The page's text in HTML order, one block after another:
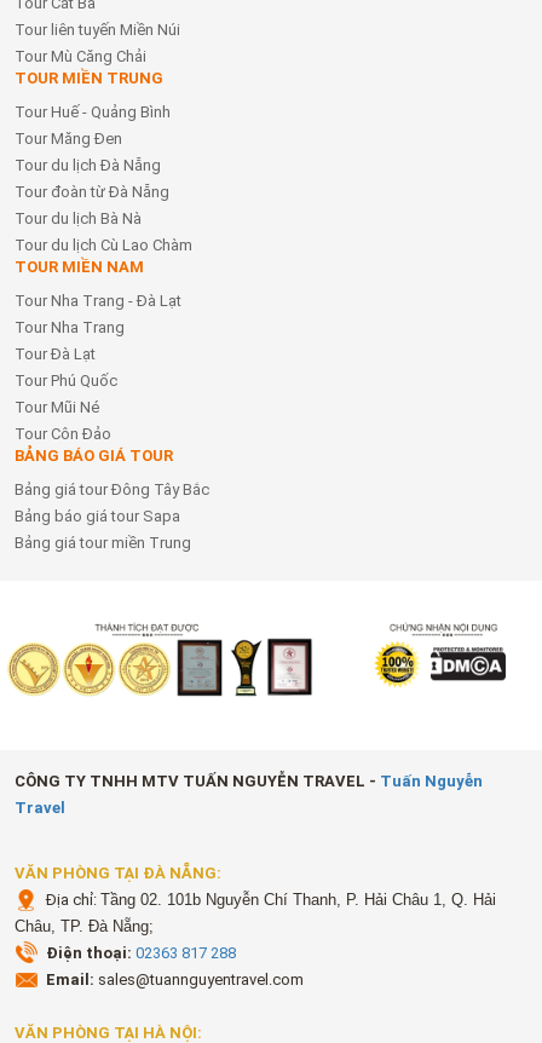
Tour liên tuyến Miền Núi
Tour Mù Căng Chải
TOUR MIỀN TRUNG
Tour Huế - Quảng Bình
Tour Măng Đen
Tour du lịch Đà Nẵng
Tour đoàn từ Đà Nẵng
Tour du lịch Bà Nà
Tour du lịch Cù Lao Chàm
TOUR MIỀN NAM
Tour Nha Trang - Đà Lạt
Tour Nha Trang
Tour Đà Lạt
Tour Phú Quốc
Tour Mũi Né
Tour Côn Đảo
BẢNG BÁO GIÁ TOUR
Bảng giá tour Đông Tây Bắc
Bảng báo giá tour Sapa
Bảng giá tour miền Trung
CÔNG TY TNHH MTV TUẤN NGUYỄN TRAVEL - Tuấn Nguyễn
Travel
VĂN PHÒNG TẠI ĐÀ NẴNG:
Địa chỉ:Tầng 02. 101b Nguyễn Chí Thanh, P. Hải Châu 1, Q. Hải
Châu, TP. Đà Nẵng;
Điện thoại: 02363 817 288
Email: sales@tuannguyentravel.com
VĂN PHÒNG TẠI HÀ NỘI: